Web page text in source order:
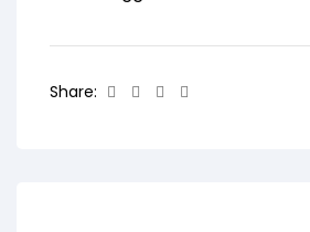
Share: Facebook
TwitterLinkedin